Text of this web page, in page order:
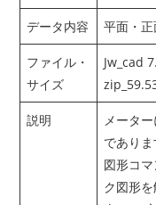
データ内容 平面・
ファイル・
サイズ
Jw_cad
説明
メータ
でありま
図形コ
ク図形を